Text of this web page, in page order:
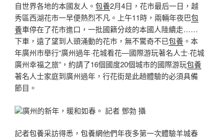
自世界各地的本國友人。 包養2月4日，花市最后一日，越
秀區西湖花市一早便熱烈不凡。上午11時，兩輛年夜巴包
養車停在了花市進口，一批國籍分歧的本國人陸續走……
下車，遠了望到人頭涌動的花市，無不驚奇不已包養 。本
年廣州市舉行“廣州過年·花城看花—國際游玩著名人士·花城
廣州幸福之旅”，約請了16個國度20個城市的國際游玩包養
著名人士家庭到廣州過年，行花街是此趟體驗的必須具備
節目。
廣州的新年，暖和如春。 記者 鄧勃 攝
記者包養采訪得悉， 包養網他們年夜多第一次體驗羊城春